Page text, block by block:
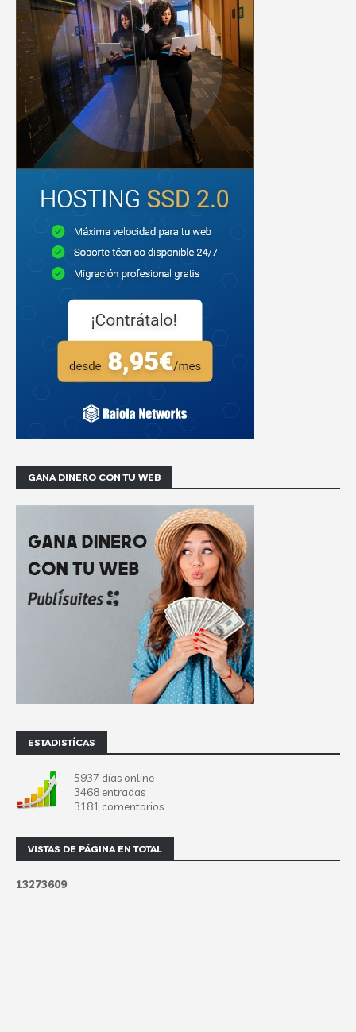
GANA DINERO CON TU WEB
ESTADISTÍCAS
5937 días online
3468 entradas
3181 comentarios
VISTAS DE PÁGINA EN TOTAL
13273609